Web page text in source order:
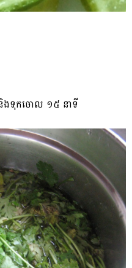
ង​ទុកចោល ១៥ នាទី​